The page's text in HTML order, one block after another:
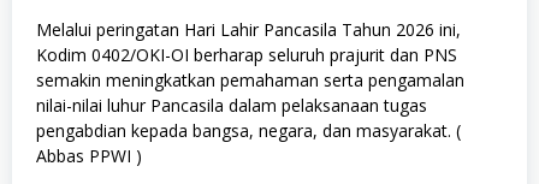
Melalui peringatan Hari Lahir Pancasila Tahun 2026 ini,
Kodim 0402/OKI-OI berharap seluruh prajurit dan PNS
semakin meningkatkan pemahaman serta pengamalan
nilai-nilai luhur Pancasila dalam pelaksanaan tugas
pengabdian kepada bangsa, negara, dan masyarakat. (
Abbas PPWI )